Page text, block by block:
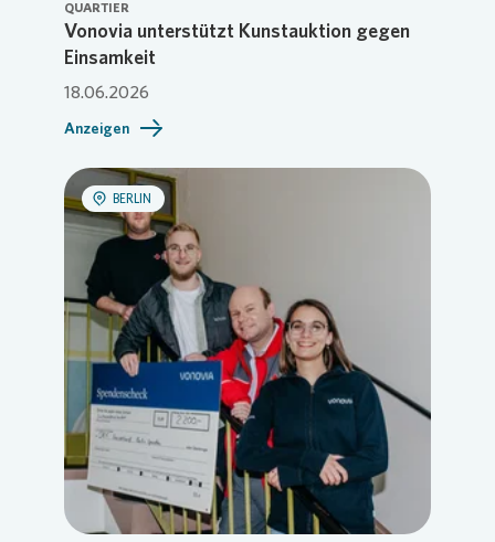
QUARTIER
Vonovia unterstützt Kunstauktion gegen
Einsamkeit
18.06.2026
Anzeigen
BERLIN